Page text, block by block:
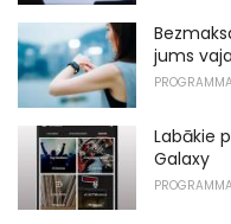
jums
Labākie
Galaxy